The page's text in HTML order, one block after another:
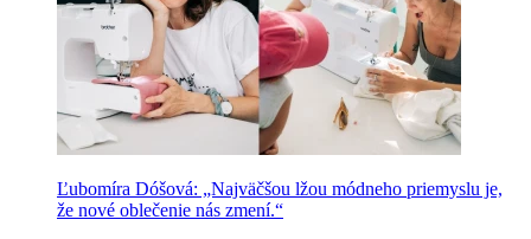
Ľubomíra Dóšová: „Najväčšou lžou módneho priemyslu je,
že nové oblečenie nás zmení.“